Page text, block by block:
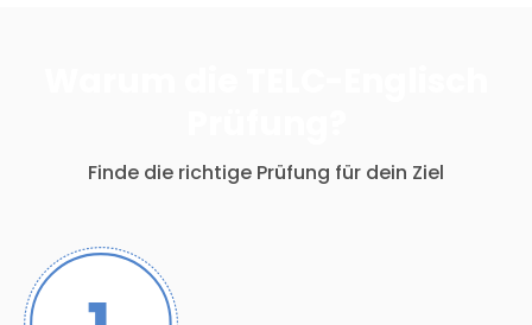
Finde die richtige Prüfung für dein Ziel